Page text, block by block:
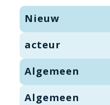
Nieuw
acteur
Algemeen
Algemeen